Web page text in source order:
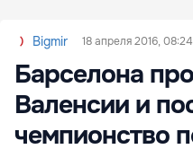
Bigmir 18 апреля 2016, 08:24
Барселона
Валенсии и
чемпионство